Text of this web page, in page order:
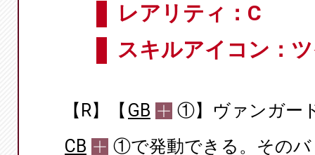
レアリティ：C
スキルアイコン：
【R】【 GB
①】ヴァンガー
CB
①で発動できる。そのバ